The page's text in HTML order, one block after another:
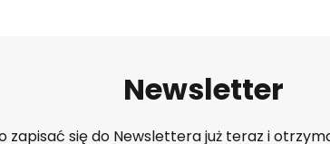
Newsletter
zapisać się do Newslettera już teraz i